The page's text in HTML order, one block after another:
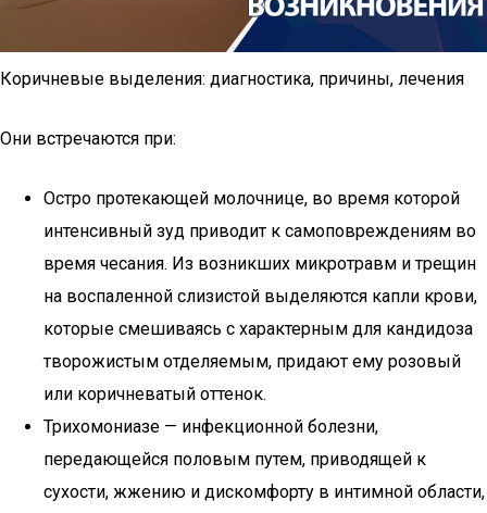
Коричневые выделения: диагностика, причины, лечения
Они встречаются при:
Остро протекающей молочнице, во время которой
интенсивный зуд приводит к самоповреждениям во
время чесания. Из возникших микротравм и трещин
на воспаленной слизистой выделяются капли крови,
которые смешиваясь с характерным для кандидоза
творожистым отделяемым, придают ему розовый
или коричневатый оттенок.
Трихомониазе — инфекционной болезни,
передающейся половым путем, приводящей к
сухости, жжению и дискомфорту в интимной области,